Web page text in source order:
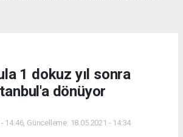
1 dokuz yıl sonra
dönüyor
14:46, Güncelleme: 18.05.2021 - 14:34